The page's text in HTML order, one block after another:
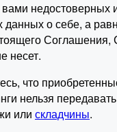
недостоверных
данных о себе, а
Соглашения,
несет.
что
нельзя
или складчины.